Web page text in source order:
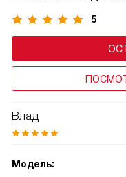
5
Влад
Модель: